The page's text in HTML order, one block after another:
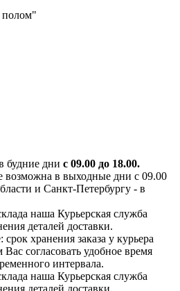
полом"
будние дни с 09.00 до 18.00.
возможна в выходные дни с 09.00
и Санкт-Петербургу - в
наша Курьерская служба
деталей доставки.
хранения заказа у курьера
согласовать удобное время
интервала.
наша Курьерская служба
деталей доставки.